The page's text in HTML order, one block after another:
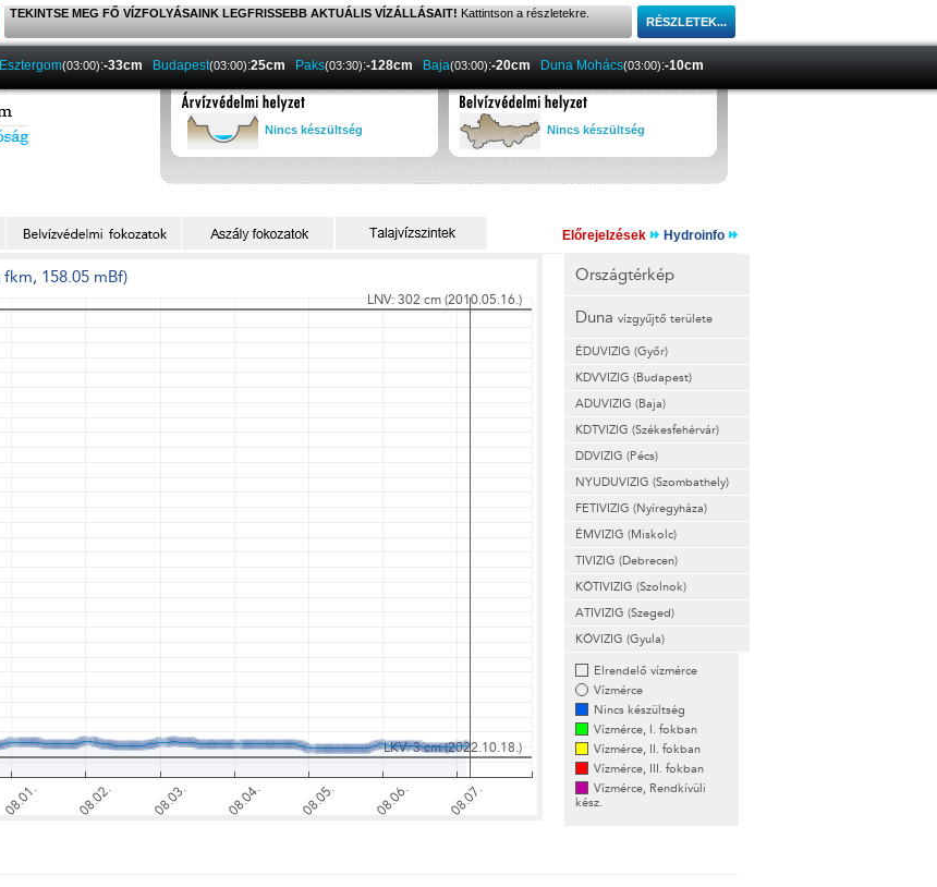
TEKINTSE MEG FŐ VÍZFOLYÁSAINK LEGFRISSEBB AKTUÁLIS VÍZÁLLÁSAIT! Kattintson a részletekre.
Esztergom(03:00):-33cm Budapest(03:00):25cm Paks(03:30):-128cm Baja(03:00):-20cm Duna Mohács(03:00):-10cm
Nincs készültség Nincs készültség
Előrejelzések Hydroinfo
Országtérkép
Duna vízgyűjtő területe
ÉDUVIZIG (Győr)
KDVVIZIG (Budapest)
ADUVIZIG (Baja)
KDTVIZIG (Székesfehérvár)
DDVIZIG (Pécs)
NYUDUVIZIG (Szombathely)
FETIVIZIG (Nyíregyháza)
ÉMVIZIG (Miskolc)
TIVIZIG (Debrecen)
KÖTIVIZIG (Szolnok)
ATIVIZIG (Szeged)
KÖVIZIG (Gyula)
Elrendelő vízmérce
Vízmérce
Nincs készültség
Vízmérce, I. fokban
Vízmérce, II. fokban
Vízmérce, III. fokban
Vízmérce, Rendkívüli
kész.